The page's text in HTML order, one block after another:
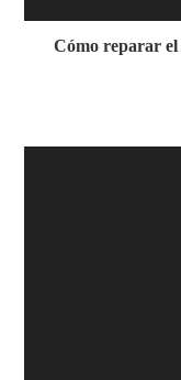
Cómo reparar el